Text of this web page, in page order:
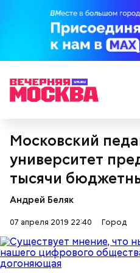
Московский
университет
тысячи
Андрей Беляк
07 апреля 2019 22:40 Город
Программа
долголетие» стартовала
Горожане хотят общения